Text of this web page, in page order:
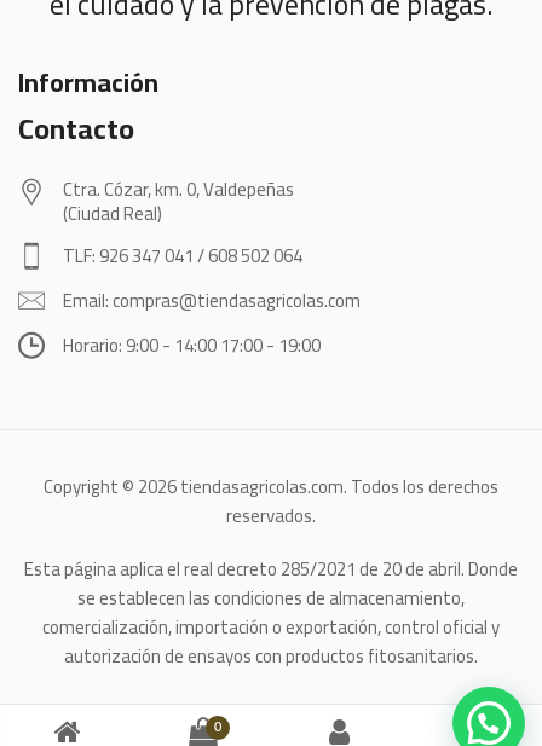
0
Información
Contacto
Ctra. Cózar, km. 0, Valdepeñas
(Ciudad Real)
TLF: 926 347 041 / 608 502 064
Email: compras@tiendasagricolas.com
Horario: 9:00 - 14:00 17:00 - 19:00
Copyright © 2026 tiendasagricolas.com. Todos los derechos
reservados.
Esta página aplica el real decreto 285/2021 de 20 de abril. Donde
se establecen las condiciones de almacenamiento,
comercialización, importación o exportación, control oficial y
autorización de ensayos con productos fitosanitarios.